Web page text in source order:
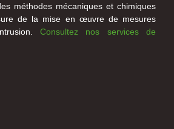
méthodes mécaniques et chimiques
de la mise en œuvre de mesures
Consultez nos services de